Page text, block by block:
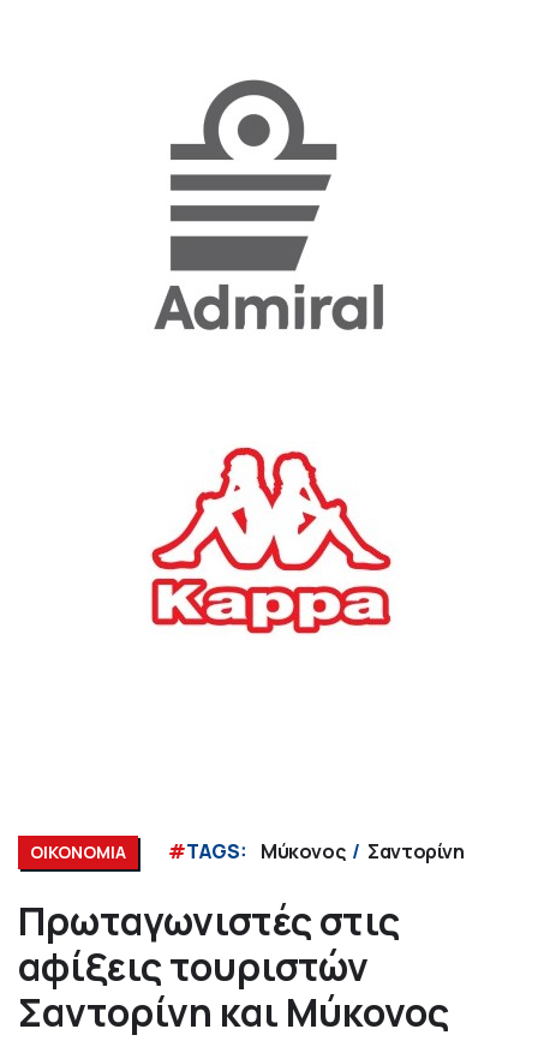
ΟΙΚΟΝΟΜΙΑ #TAGS: Μύκονος Σαντορίνη
Πρωταγωνιστές στις
αφίξεις τουριστών
Σαντορίνη και Μύκονος